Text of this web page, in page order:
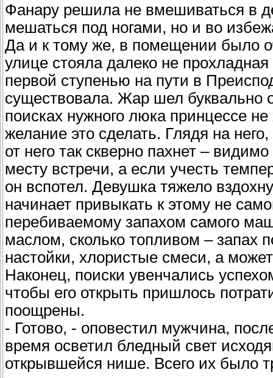
Фанару решила не вмешиваться в
мешаться под ногами, но и во
Да и к тому же, в помещении было
улице стояла далеко не
первой ступенью на пути в
существовала. Жар шел буквально
поисках нужного люка принцессе
желание это сделать. Глядя на
от него так скверно пахнет –
месту встречи, а если учесть
он вспотел. Девушка тяжело
начинает привыкать к этому не
перебиваемому запахом самого
маслом, сколько топливом – запах
настойки, хлористые смеси, а
Наконец, поиски увенчались
чтобы его открыть пришлось
поощрены.
- Готово, - оповестил мужчина,
время осветил бледный свет
открывшейся нише. Всего их было